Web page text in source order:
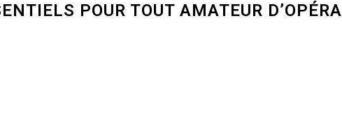
POUR TOUT AMATEUR D’OPÉRA